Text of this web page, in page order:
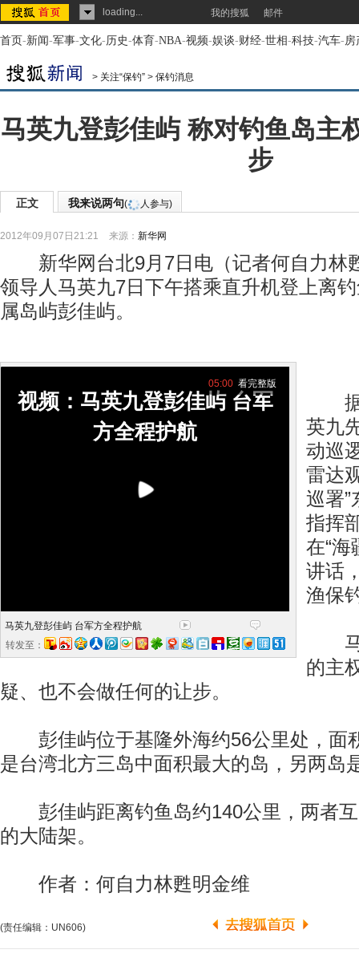
loading... 我的搜狐 邮件
首页-新闻-军事-文化-历史-体育-NBA-视频-娱谈-财经-世相-科技-汽车-房
> 关注“保钓” > 保钓消息
马英九登彭佳屿 称对钓鱼岛主
步
正文 我来说两句( 人参与)
2012年09月07日21:21 来源： 新华网
新华网台北9月7日电（记者何自力林
领导人马英九7日下午搭乘直升机登上离
属岛屿彭佳屿。
视频：马英九登彭佳屿 台军
方全程护航
05:00 看完整版
马英九登彭佳屿 台军方全程护航
转发至：
据
英九
动巡
雷达
巡署”
指挥
在“海
讲话
渔保
马
的主
疑、也不会做任何的让步。
彭佳屿位于基隆外海约56公里处，面
是台湾北方三岛中面积最大的岛，另两岛
彭佳屿距离钓鱼岛约140公里，两者互
的大陆架。
作者：何自力林甦明金维
(责任编辑：UN606)